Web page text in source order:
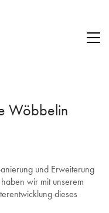
Wöbbelin
und Erweiterung
wir mit unserem
dieses